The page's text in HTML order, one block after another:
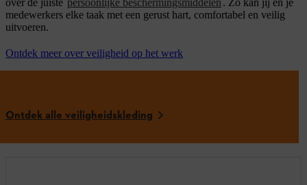
medewerkers elke taak met een gerust hart, comfortabel en veilig
uitvoeren.
Ontdek meer over veiligheid op het werk
Ontdek alle veiligheidskleding